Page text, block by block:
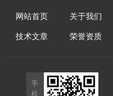
网站首页 关于我们
技术文章 荣誉资质
手
机